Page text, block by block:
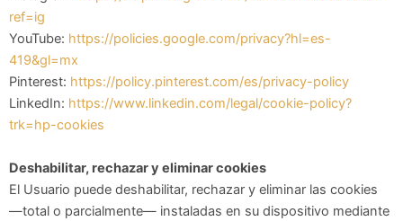
ref=ig
YouTube: https://policies.google.com/privacy?hl=es-
419&gl=mx
Pinterest: https://policy.pinterest.com/es/privacy-policy
LinkedIn: https://www.linkedin.com/legal/cookie-policy?
trk=hp-cookies
Deshabilitar, rechazar y eliminar cookies
El Usuario puede deshabilitar, rechazar y eliminar las cookies
—total o parcialmente— instaladas en su dispositivo mediante